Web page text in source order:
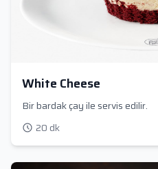
White Cheese
Bir bardak çay ile servis edilir.
20 dk